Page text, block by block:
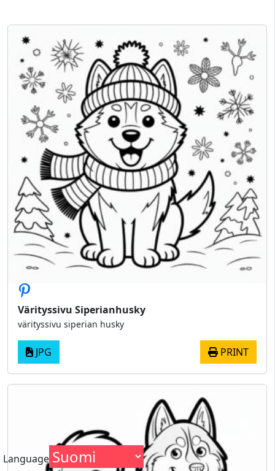
Värityssivu Siperianhusky
värityssivu siperian husky
JPG PRINT
Language